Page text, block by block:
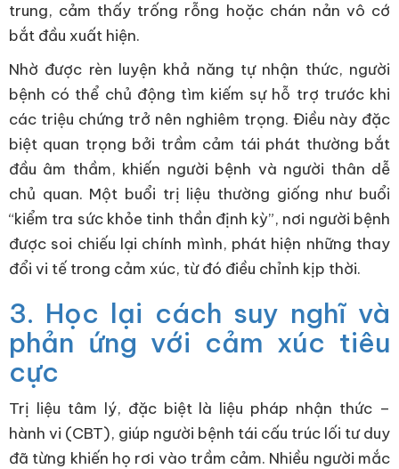
trung, cảm thấy trống rỗng hoặc chán nản vô cớ
bắt đầu xuất hiện.
Nhờ được rèn luyện khả năng tự nhận thức, người
bệnh có thể chủ động tìm kiếm sự hỗ trợ trước khi
các triệu chứng trở nên nghiêm trọng. Điều này đặc
biệt quan trọng bởi trầm cảm tái phát thường bắt
đầu âm thầm, khiến người bệnh và người thân dễ
chủ quan. Một buổi trị liệu thường giống như buổi
“kiểm tra sức khỏe tinh thần định kỳ”, nơi người bệnh
được soi chiếu lại chính mình, phát hiện những thay
đổi vi tế trong cảm xúc, từ đó điều chỉnh kịp thời.
3. Học lại cách suy nghĩ và
phản ứng với cảm xúc tiêu
cực
Trị liệu tâm lý, đặc biệt là liệu pháp nhận thức –
hành vi (CBT), giúp người bệnh tái cấu trúc lối tư duy
đã từng khiến họ rơi vào trầm cảm. Nhiều người mắc